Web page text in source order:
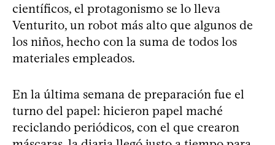
científicos, el protagonismo se lo lleva
Venturito, un robot más alto que algunos de
los niños, hecho con la suma de todos los
materiales empleados.
En la última semana de preparación fue el
turno del papel: hicieron papel maché
reciclando periódicos, con el que crearon